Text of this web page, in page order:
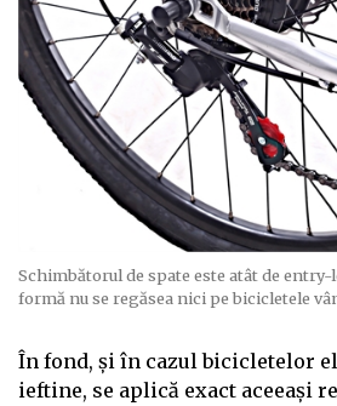
Schimbătorul de spate este atât de entry-
formă nu se regăsea nici pe bicicletele
În fond, și în cazul bicicletelor
ieftine, se aplică exact aceeași